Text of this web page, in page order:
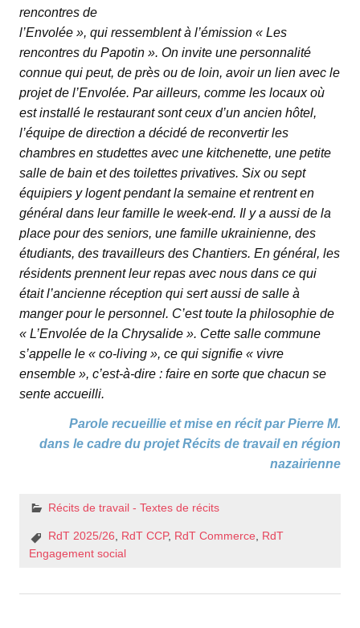
rencontres de
l’Envolée », qui ressemblent à l’émission « Les
rencontres du Papotin ». On invite une personnalité
connue qui peut, de près ou de loin, avoir un lien avec le
projet de l’Envolée. Par ailleurs, comme les locaux où
est installé le restaurant sont ceux d’un ancien hôtel,
l’équipe de direction a décidé de reconvertir les
chambres en studettes avec une kitchenette, une petite
salle de bain et des toilettes privatives. Six ou sept
équipiers y logent pendant la semaine et rentrent en
général dans leur famille le week-end. Il y a aussi de la
place pour des seniors, une famille ukrainienne, des
étudiants, des travailleurs des Chantiers. En général, les
résidents prennent leur repas avec nous dans ce qui
était l’ancienne réception qui sert aussi de salle à
manger pour le personnel. C’est toute la philosophie de
« L’Envolée de la Chrysalide ». Cette salle commune
s’appelle le « co-living », ce qui signifie « vivre
ensemble », c’est-à-dire : faire en sorte que chacun se
sente accueilli.
Parole recueillie et mise en récit par Pierre M.
dans le cadre du projet Récits de travail en région
nazairienne
Récits de travail - Textes de récits
RdT 2025/26, RdT CCP, RdT Commerce, RdT
Engagement social